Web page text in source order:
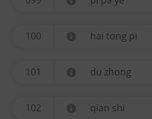
100 hai tong pi
101 du zhong
102 qian shi